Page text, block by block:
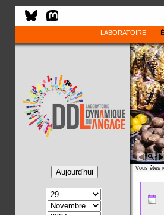
LABORATOIRE
Vous êtes